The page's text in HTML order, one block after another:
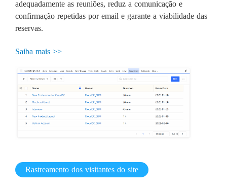
adequadamente as reuniões, reduz a comunicação e
confirmação repetidas por email e garante a viabilidade das
reservas.
Saiba mais >>
Rastreamento dos visitantes do site